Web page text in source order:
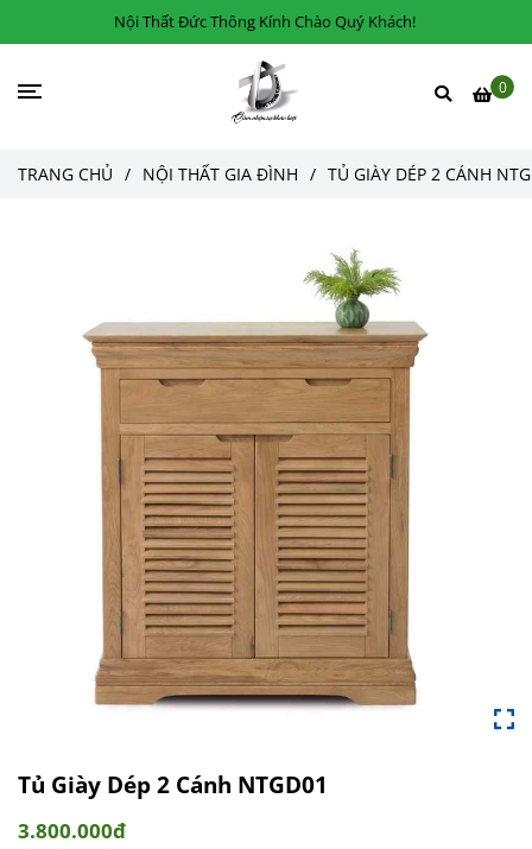
Nội Thất Đức Thông Kính Chào Quý Khách!
0
TRANG CHỦ / NỘI THẤT GIA ĐÌNH / TỦ GIÀY DÉP 2 CÁNH
Tủ Giày Dép 2 Cánh NTGD01
3.800.000đ